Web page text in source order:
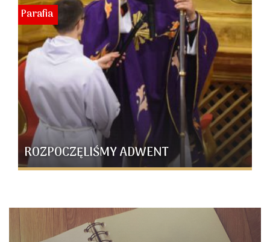
ROZPOCZĘLIŚMY ADWENT
Parafia